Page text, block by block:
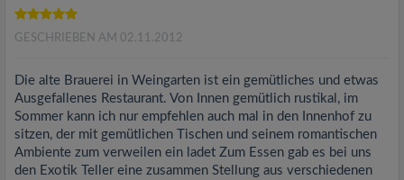
GESCHRIEBEN AM 02.11.2012
Die alte Brauerei in Weingarten ist ein gemütliches und etwas
Ausgefallenes Restaurant. Von Innen gemütlich rustikal, im
Sommer kann ich nur empfehlen auch mal in den Innenhof zu
sitzen, der mit gemütlichen Tischen und seinem romantischen
Ambiente zum verweilen ein ladet Zum Essen gab es bei uns
den Exotik Teller eine zusammen Stellung aus verschiedenen